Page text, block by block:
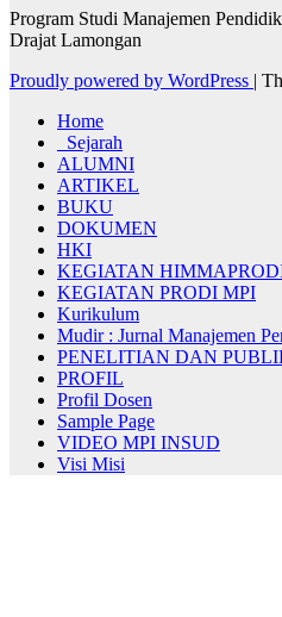
Program Studi Manajemen
Drajat Lamongan
Proudly powered by WordPress |
Home
_Sejarah
ALUMNI
ARTIKEL
BUKU
DOKUMEN
HKI
KEGIATAN
KEGIATAN PRODI MPI
Kurikulum
Mudir : Jurnal Manajemen
PENELITIAN DAN
PROFIL
Profil Dosen
Sample Page
VIDEO MPI INSUD
Visi Misi